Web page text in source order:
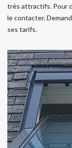
très attractifs. Pour
le contacter.
ses tarifs.